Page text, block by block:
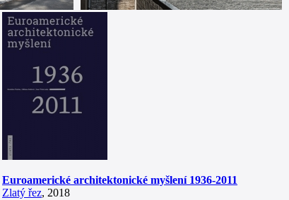
Euroamerické architektonické myšlení 1936-2011
Zlatý řez, 2018